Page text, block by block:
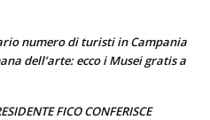
numero di turisti in Campania
dell’arte: ecco i Musei gratis a
FICO CONFERISCE